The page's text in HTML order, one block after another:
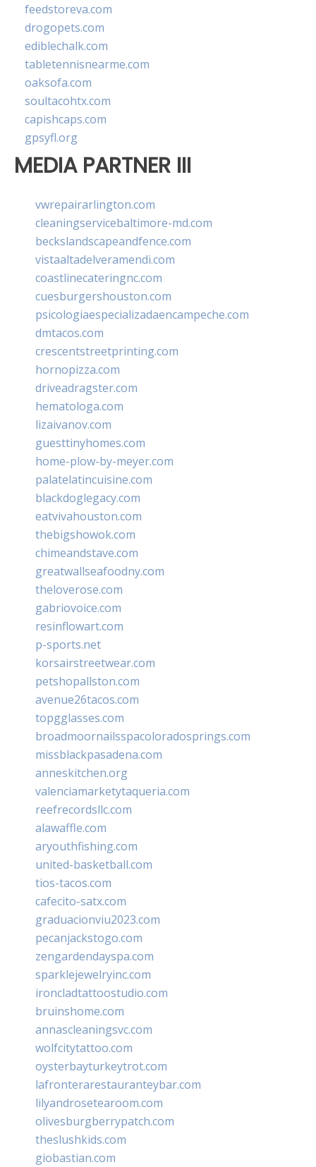
feedstoreva.com
drogopets.com
ediblechalk.com
tabletennisnearme.com
oaksofa.com
soultacohtx.com
capishcaps.com
gpsyfl.org
MEDIA PARTNER III
vwrepairarlington.com
cleaningservicebaltimore-md.com
beckslandscapeandfence.com
vistaaltadelveramendi.com
coastlinecateringnc.com
cuesburgershouston.com
psicologiaespecializadaencampeche.com
dmtacos.com
crescentstreetprinting.com
hornopizza.com
driveadragster.com
hematologa.com
lizaivanov.com
guesttinyhomes.com
home-plow-by-meyer.com
palatelatincuisine.com
blackdoglegacy.com
eatvivahouston.com
thebigshowok.com
chimeandstave.com
greatwallseafoodny.com
theloverose.com
gabriovoice.com
resinflowart.com
p-sports.net
korsairstreetwear.com
petshopallston.com
avenue26tacos.com
topgglasses.com
broadmoornailsspacoloradosprings.com
missblackpasadena.com
anneskitchen.org
valenciamarketytaqueria.com
reefrecordsllc.com
alawaffle.com
aryouthfishing.com
united-basketball.com
tios-tacos.com
cafecito-satx.com
graduacionviu2023.com
pecanjackstogo.com
zengardendayspa.com
sparklejewelryinc.com
ironcladtattoostudio.com
bruinshome.com
annascleaningsvc.com
wolfcitytattoo.com
oysterbayturkeytrot.com
lafronterarestauranteybar.com
lilyandrosetearoom.com
olivesburgberrypatch.com
theslushkids.com
giobastian.com